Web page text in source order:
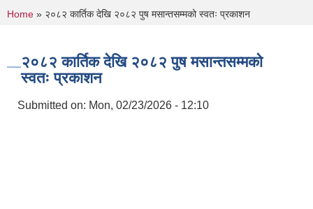
You are here
Home » २०८२ कार्तिक देखि २०८२ पुष मसान्तसम्मको स्वतः प्रकाशन
२०८२ कार्तिक देखि २०८२ पुष मसान्तसम्मको
स्वतः प्रकाशन
Submitted on: Mon, 02/23/2026 - 12:10